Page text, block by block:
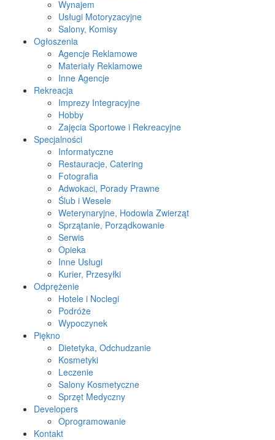
Wynajem
Usługi Motoryzacyjne
Salony, Komisy
Ogłoszenia
Agencje Reklamowe
Materiały Reklamowe
Inne Agencje
Rekreacja
Imprezy Integracyjne
Hobby
Zajęcia Sportowe i Rekreacyjne
Specjalności
Informatyczne
Restauracje, Catering
Fotografia
Adwokaci, Porady Prawne
Ślub i Wesele
Weterynaryjne, Hodowla Zwierząt
Sprzątanie, Porządkowanie
Serwis
Opieka
Inne Usługi
Kurier, Przesyłki
Odprężenie
Hotele i Noclegi
Podróże
Wypoczynek
Piękno
Dietetyka, Odchudzanie
Kosmetyki
Leczenie
Salony Kosmetyczne
Sprzęt Medyczny
Developers
Oprogramowanie
Kontakt